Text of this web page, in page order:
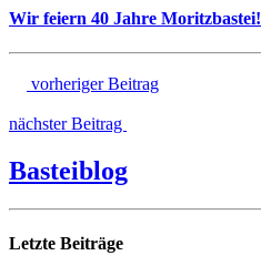
Wir feiern 40 Jahre Moritzbastei!
vorheriger Beitrag
nächster Beitrag
Basteiblog
Letzte Beiträge